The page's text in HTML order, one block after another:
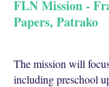
FLN Mission -
Papers, Patrako
The mission will
including preschool